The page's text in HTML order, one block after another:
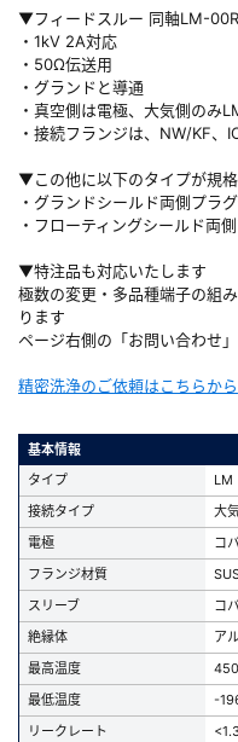
▼フィードスルー 同軸LM-
・1kV 2A対応
・50Ω伝送用
・グランドと導通
・真空側は電極、大気側のみ
・接続フランジは、NW/KF、
▼この他に以下のタイプが規
・グランドシールド両側プラ
・フローティングシールド両
▼特注品も対応いたします
極数の変更・多品種端子の組
ります
ページ右側の「お問い合わせ
精密洗浄のご依頼はこちらから
基本情報
タイプ
LM
接続タイプ
大
電極
コ
フランジ材質
スリーブ
コ
絶縁体
ア
最高温度
最低温度
-
リークレート